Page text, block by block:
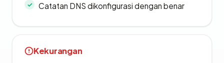
Catatan DNS dikonfigurasi dengan benar
Kekurangan